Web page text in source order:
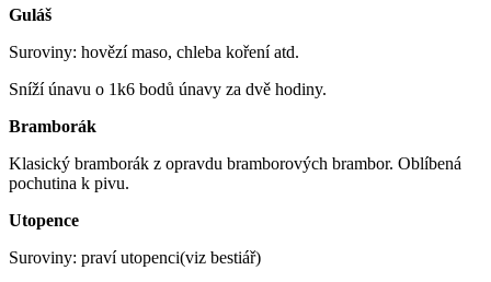
Guláš
Suroviny: hovězí maso, chleba koření atd.
Sníží únavu o 1k6 bodů únavy za dvě hodiny.
Bramborák
Klasický bramborák z opravdu bramborových brambor. Oblíbená
pochutina k pivu.
Utopence
Suroviny: praví utopenci(viz bestiář)